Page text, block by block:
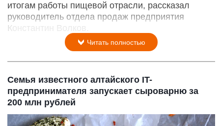
итогам работы пищевой отрасли, рассказал
руководитель отдела продаж предприятия
Константин Волков.
Читать полностью
Семья известного алтайского IT-
предпринимателя запускает сыроварню за
200 млн рублей